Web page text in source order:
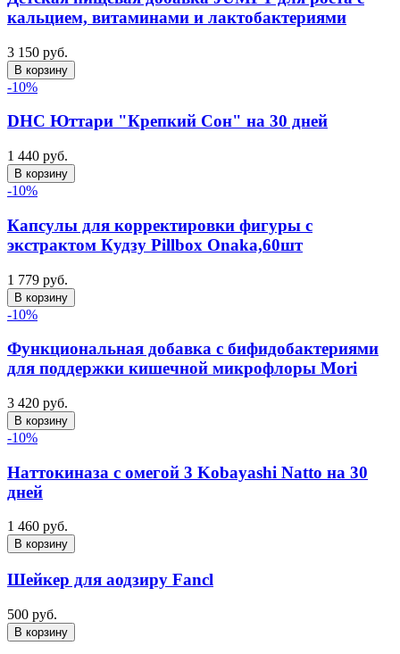
кальцием, витаминами и лактобактериями
3 150 руб.
В корзину
-10%
DHC Юттари "Крепкий Сон" на 30 дней
1 440 руб.
В корзину
-10%
Капсулы для корректировки фигуры с
экстрактом Кудзу Pillbox Onaka,60шт
1 779 руб.
В корзину
-10%
Функциональная добавка с бифидобактериями
для поддержки кишечной микрофлоры Mori
3 420 руб.
В корзину
-10%
Наттокиназа с омегой 3 Kobayashi Natto на 30
дней
1 460 руб.
В корзину
Шейкер для аодзиру Fancl
500 руб.
В корзину